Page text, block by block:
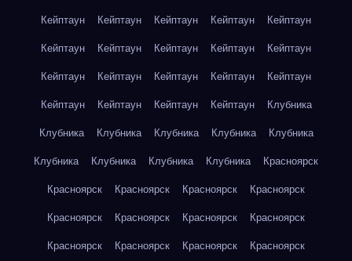
Кейптаун
Кейптаун Кейптаун Кейптаун
Кейптаун
Кейптаун
Кейптаун Кейптаун Кейптаун
Кейптаун
Кейптаун
Кейптаун Кейптаун Кейптаун
Кейптаун
Кейптаун
Кейптаун Кейптаун Кейптаун
Клубника
Клубника
Клубника Клубника Клубника
Клубника
Клубника
Клубника Клубника Клубника
Красноярск
Красноярск
Красноярск Красноярск
Красноярск
Красноярск
Красноярск Красноярск
Красноярск
Красноярск
Красноярск Красноярск
Красноярск